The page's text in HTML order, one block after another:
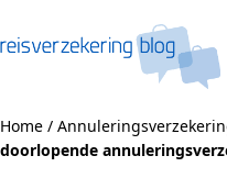
Home /
doorlopende